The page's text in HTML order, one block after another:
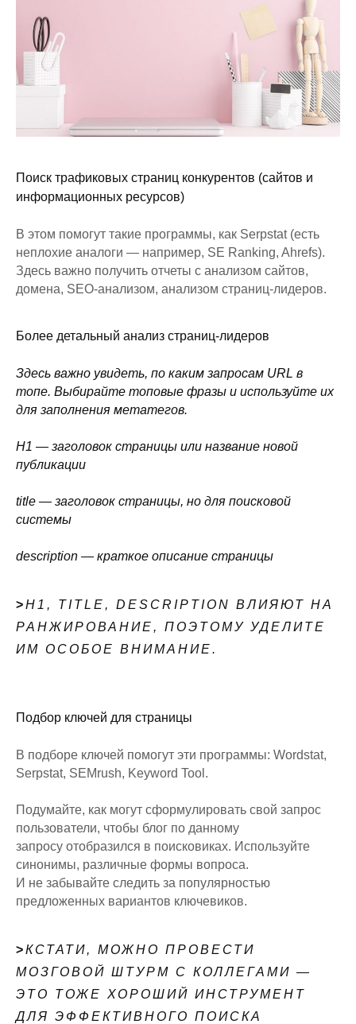
Поиск трафиковых страниц конкурентов (сайтов и
информационных ресурсов)
В этом помогут такие программы, как Serpstat (есть
неплохие аналоги — например, SE Ranking, Ahrefs).
Здесь важно получить отчеты с анализом сайтов,
домена, SEO-анализом, анализом страниц-лидеров.
Более детальный анализ страниц-лидеров
Здесь важно увидеть, по каким запросам URL в
топе. Выбирайте топовые фразы и используйте их
для заполнения метатегов.
H1 — заголовок страницы или название новой
публикации
title — заголовок страницы, но для поисковой
системы
description — краткое описание страницы
>H1, TITLE, DESCRIPTION ВЛИЯЮТ НА
РАНЖИРОВАНИЕ, ПОЭТОМУ УДЕЛИТЕ
ИМ ОСОБОЕ ВНИМАНИЕ.
Подбор ключей для страницы
В подборе ключей помогут эти программы: Wordstat,
Serpstat, SEMrush, Keyword Tool.
Подумайте, как могут сформулировать свой запрос
пользователи, чтобы блог по данному
запросу отобразился в поисковиках. Используйте
синонимы, различные формы вопроса.
И не забывайте следить за популярностью
предложенных вариантов ключевиков.
>КСТАТИ, МОЖНО ПРОВЕСТИ
МОЗГОВОЙ ШТУРМ С КОЛЛЕГАМИ —
ЭТО ТОЖЕ ХОРОШИЙ ИНСТРУМЕНТ
ДЛЯ ЭФФЕКТИВНОГО ПОИСКА